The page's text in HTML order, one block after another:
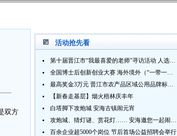
双方
活动抢先看
第十届晋江市“我最喜爱的老师”寻访活动 人选推荐火热进行中 快来“秀”您最喜爱的老师
全国博士后创新创业大赛 海外境外（“一带一路”）赛七大赛道等你来战
最高奖金3万元 晋江市农产品区域公用品牌标识Logo及特色农产品包装设计征集活动正式启动
【新春走基层】烟火梧林庆丰年
白塔脚下攻炮城 安海古镇闹元宵
攻炮城、猜灯谜、赏花灯…… 安海邀您一起闹元宵
百余企业超5000个岗位 节后首场公益招聘会举行